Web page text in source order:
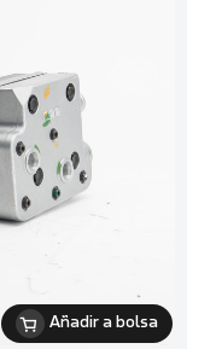
Añadir a bolsa